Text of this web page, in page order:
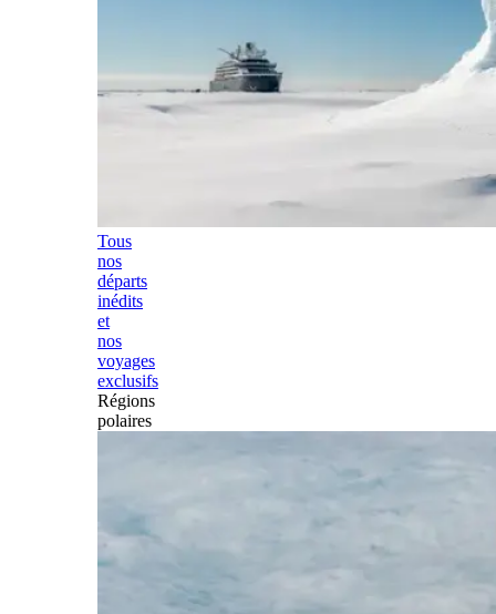
Tous
nos
départs
inédits
et
nos
voyages
exclusifs
Régions
polaires